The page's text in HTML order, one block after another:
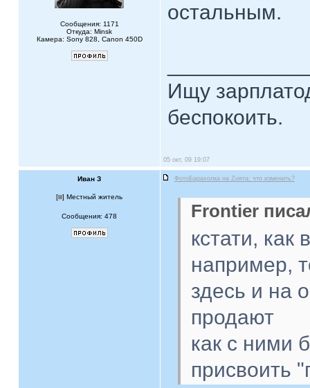
Сообщения: 1171
Откуда: Minsk
Камера: Sony 828, Canon 450D
остальным.
Ищу
беспокоить.
05 окт, 09 19:07
Иван З ФотоБарахолка на Zнята: что изменить?
[ ] Местный житель
Сообщения: 478 Frontier
кстати, как
например,
здесь и на
продают
как с ними
присвоить